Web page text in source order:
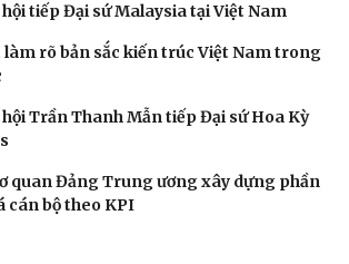
hội tiếp Đại sứ Malaysia tại Việt Nam
làm rõ bản sắc kiến trúc Việt Nam trong
hội Trần Thanh Mẫn tiếp Đại sứ Hoa Kỳ
quan Đảng Trung ương xây dựng phần
cán bộ theo KPI